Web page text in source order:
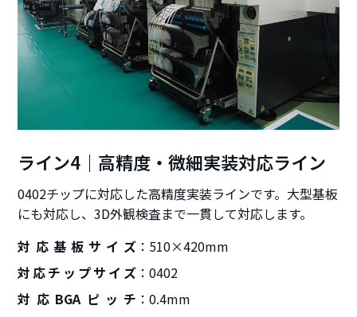
ライン4｜高精度・微細実装対応ライン
0402チップに対応した高精度実装ラインです。大型基板
にも対応し、3D外観検査まで一貫して対応します。
対応基板サイズ
510×420mm
対応チップサイズ
0402
対応BGAピッチ
0.4mm